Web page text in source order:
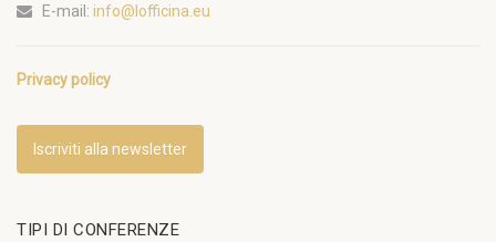
E-mail: info@lofficina.eu
Privacy policy
Iscriviti alla newsletter
TIPI DI CONFERENZE